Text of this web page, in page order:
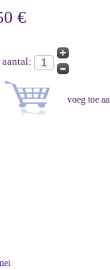
€
aantal: